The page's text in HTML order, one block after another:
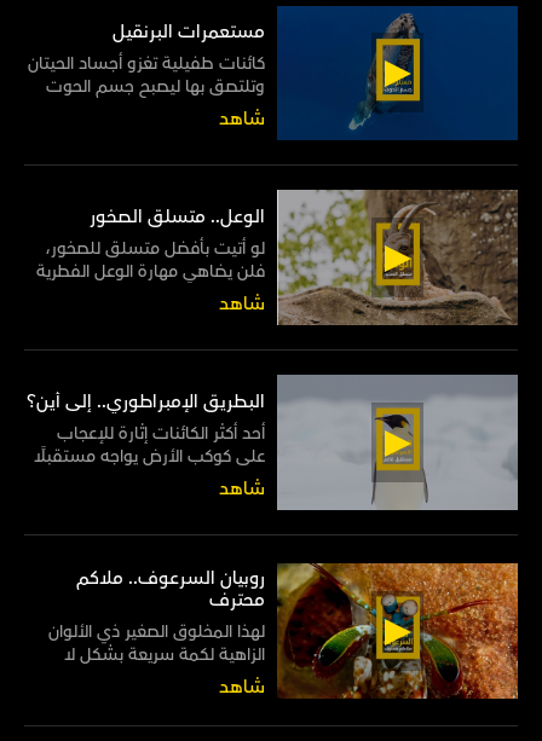
مستعمرات البرنقيل
كائنات طفيلية تغزو أجساد الحيتان
وتلتصق بها ليصبح جسم الحوت
موطنًا لها مدى الحياة
شاهد
الوعل.. متسلق الصخور
لو أتيت بأفضل متسلق للصخور،
فلن يضاهي مهارة الوعل الفطرية
في السير على المنحدرات الصخرية
بكل سهولة وأريحية
شاهد
البطريق الإمبراطوري.. إلى أين؟
أحد أكثر الكائنات إثارة للإعجاب
على كوكب الأرض يواجه مستقبلًا
قاتمًا من صنيع البشر
شاهد
روبيان السرعوف.. ملاكم
محترف
لهذا المخلوق الصغير ذي الألوان
الزاهية لكمة سريعة بشكل لا
يصدق، إذ تفوق سرعتها رمشة
فيه الكفاية لقتل المخلوقات
شاهد